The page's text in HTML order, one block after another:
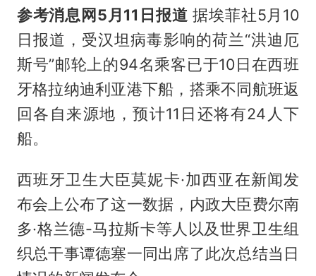
参考消息网5月11日报道 据埃菲社5月10
日报道，受汉坦病毒影响的荷兰“洪迪厄
斯号”邮轮上的94名乘客已于10日在西班
牙格拉纳迪利亚港下船，搭乘不同航班返
回各自来源地，预计11日还将有24人下
船。
西班牙卫生大臣莫妮卡·加西亚在新闻发
布会上公布了这一数据，内政大臣费尔南
多·格兰德-马拉斯卡等人以及世界卫生组
织总干事谭德塞一同出席了此次总结当日